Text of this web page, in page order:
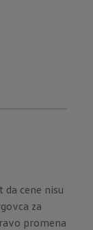
cene nisu
za
promena